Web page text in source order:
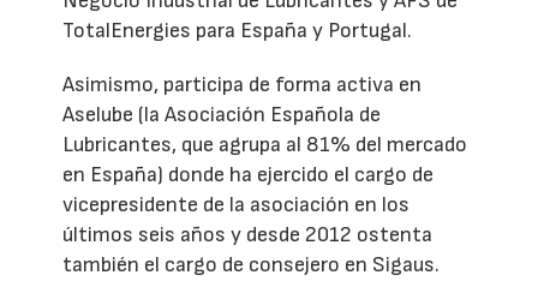
TotalEnergies para España y Portugal.
Asimismo, participa de forma activa en
Aselube (la Asociación Española de
Lubricantes, que agrupa al 81% del mercado
en España) donde ha ejercido el cargo de
vicepresidente de la asociación en los
últimos seis años y desde 2012 ostenta
también el cargo de consejero en Sigaus.